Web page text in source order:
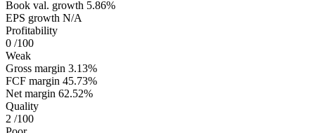
Book val. growth 5.86%
EPS growth N/A
Profitability
0 /100
Weak
Gross margin 3.13%
FCF margin 45.73%
Net margin 62.52%
Quality
2 /100